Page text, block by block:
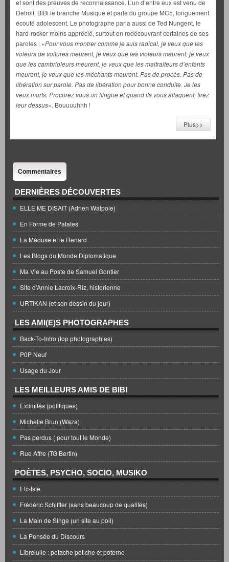
et sont des preuves de reconnaissance. L’un d’entre eux est venu de
Detroit. BiBi le branche Musique et parle du groupe MC5, longuement
écouté adolescent. Le photographe parla aussi de Ted Nungent, le
hard-rocker moins apprécié, surtout en redécouvrant certaines de ses
paroles : «Pour vous montrer comme je suis radical, je veux que les
voleurs de voitures meurent, je veux que les violeurs meurent, je veux
que les cambrioleurs meurent, je veux que les maltraiteurs d’enfants
meurent, je veux que les méchants meurent. Pas de procès. Pas de
libération sur parole. Pas de libération pour bonne conduite. Je les
veux morts. Procurez vous un flingue et quand ils vous attaquent, tirez
leur dessus». Bouuuuhhh !
Plus>>
Commentaires
DERNIÈRES DÉCOUVERTES
ELLE ME DISAIT (Adrien Walpole)
En Forme de Patates
La Méduse et le Renard
Les Blogs du Monde Diplomatique
Ma Vie au Poste de Samuel Gontier
Site d'Annie Lacroix-Riz, historienne
URTIKAN (et son dessin du jour)
LES AMI(E)S PHOTOGRAPHES
Back-To-Intro (top photographies)
P0P Neuf
Usage du Jour
LES MEILLEURS AMIS DE BIBI
Extimités (politiques)
Michelle Brun (Waza)
Pas perdus ( pour tout le Monde)
Rue Affre (TG Bertin)
POÈTES, PSYCHO, SOCIO, MUSIKO
Etc-Iste
Frédéric Schiffter (sans beaucoup de qualités)
La Main de Singe (un site au poil)
La Pensée du Discours
Librelulle : potache potiche et poterne